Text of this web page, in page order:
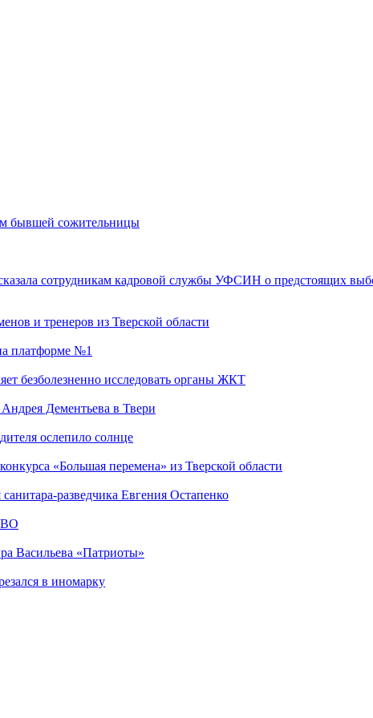
бывшей сожительницы
сотрудникам кадровой службы УФСИН о предстоящих
и тренеров из Тверской области
платформе №1
безболезненно исследовать органы ЖКТ
Дементьева в Твери
ослепило солнце
«Большая перемена» из Тверской области
разведчика Евгения Остапенко
Васильева «Патриоты»
в иномарку